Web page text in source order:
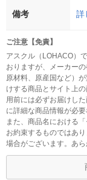
備考 詳
ご注意【免責】
アスクル（LOHACO）
おりますが、メーカー
原材料、原産国など）
けする商品とサイト上
用前には必ずお届けし
に詳細な商品情報が必
また、商品名における
お約束するものではあ
場合がございます。あら